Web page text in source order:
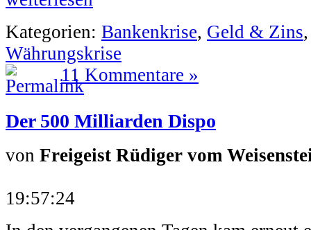
Kategorien: Bankenkrise, Geld & Zins
Währungskrise
11 Kommentare »
Der 500 Milliarden Dispo
von Freigeist Rüdiger vom
19:57:24